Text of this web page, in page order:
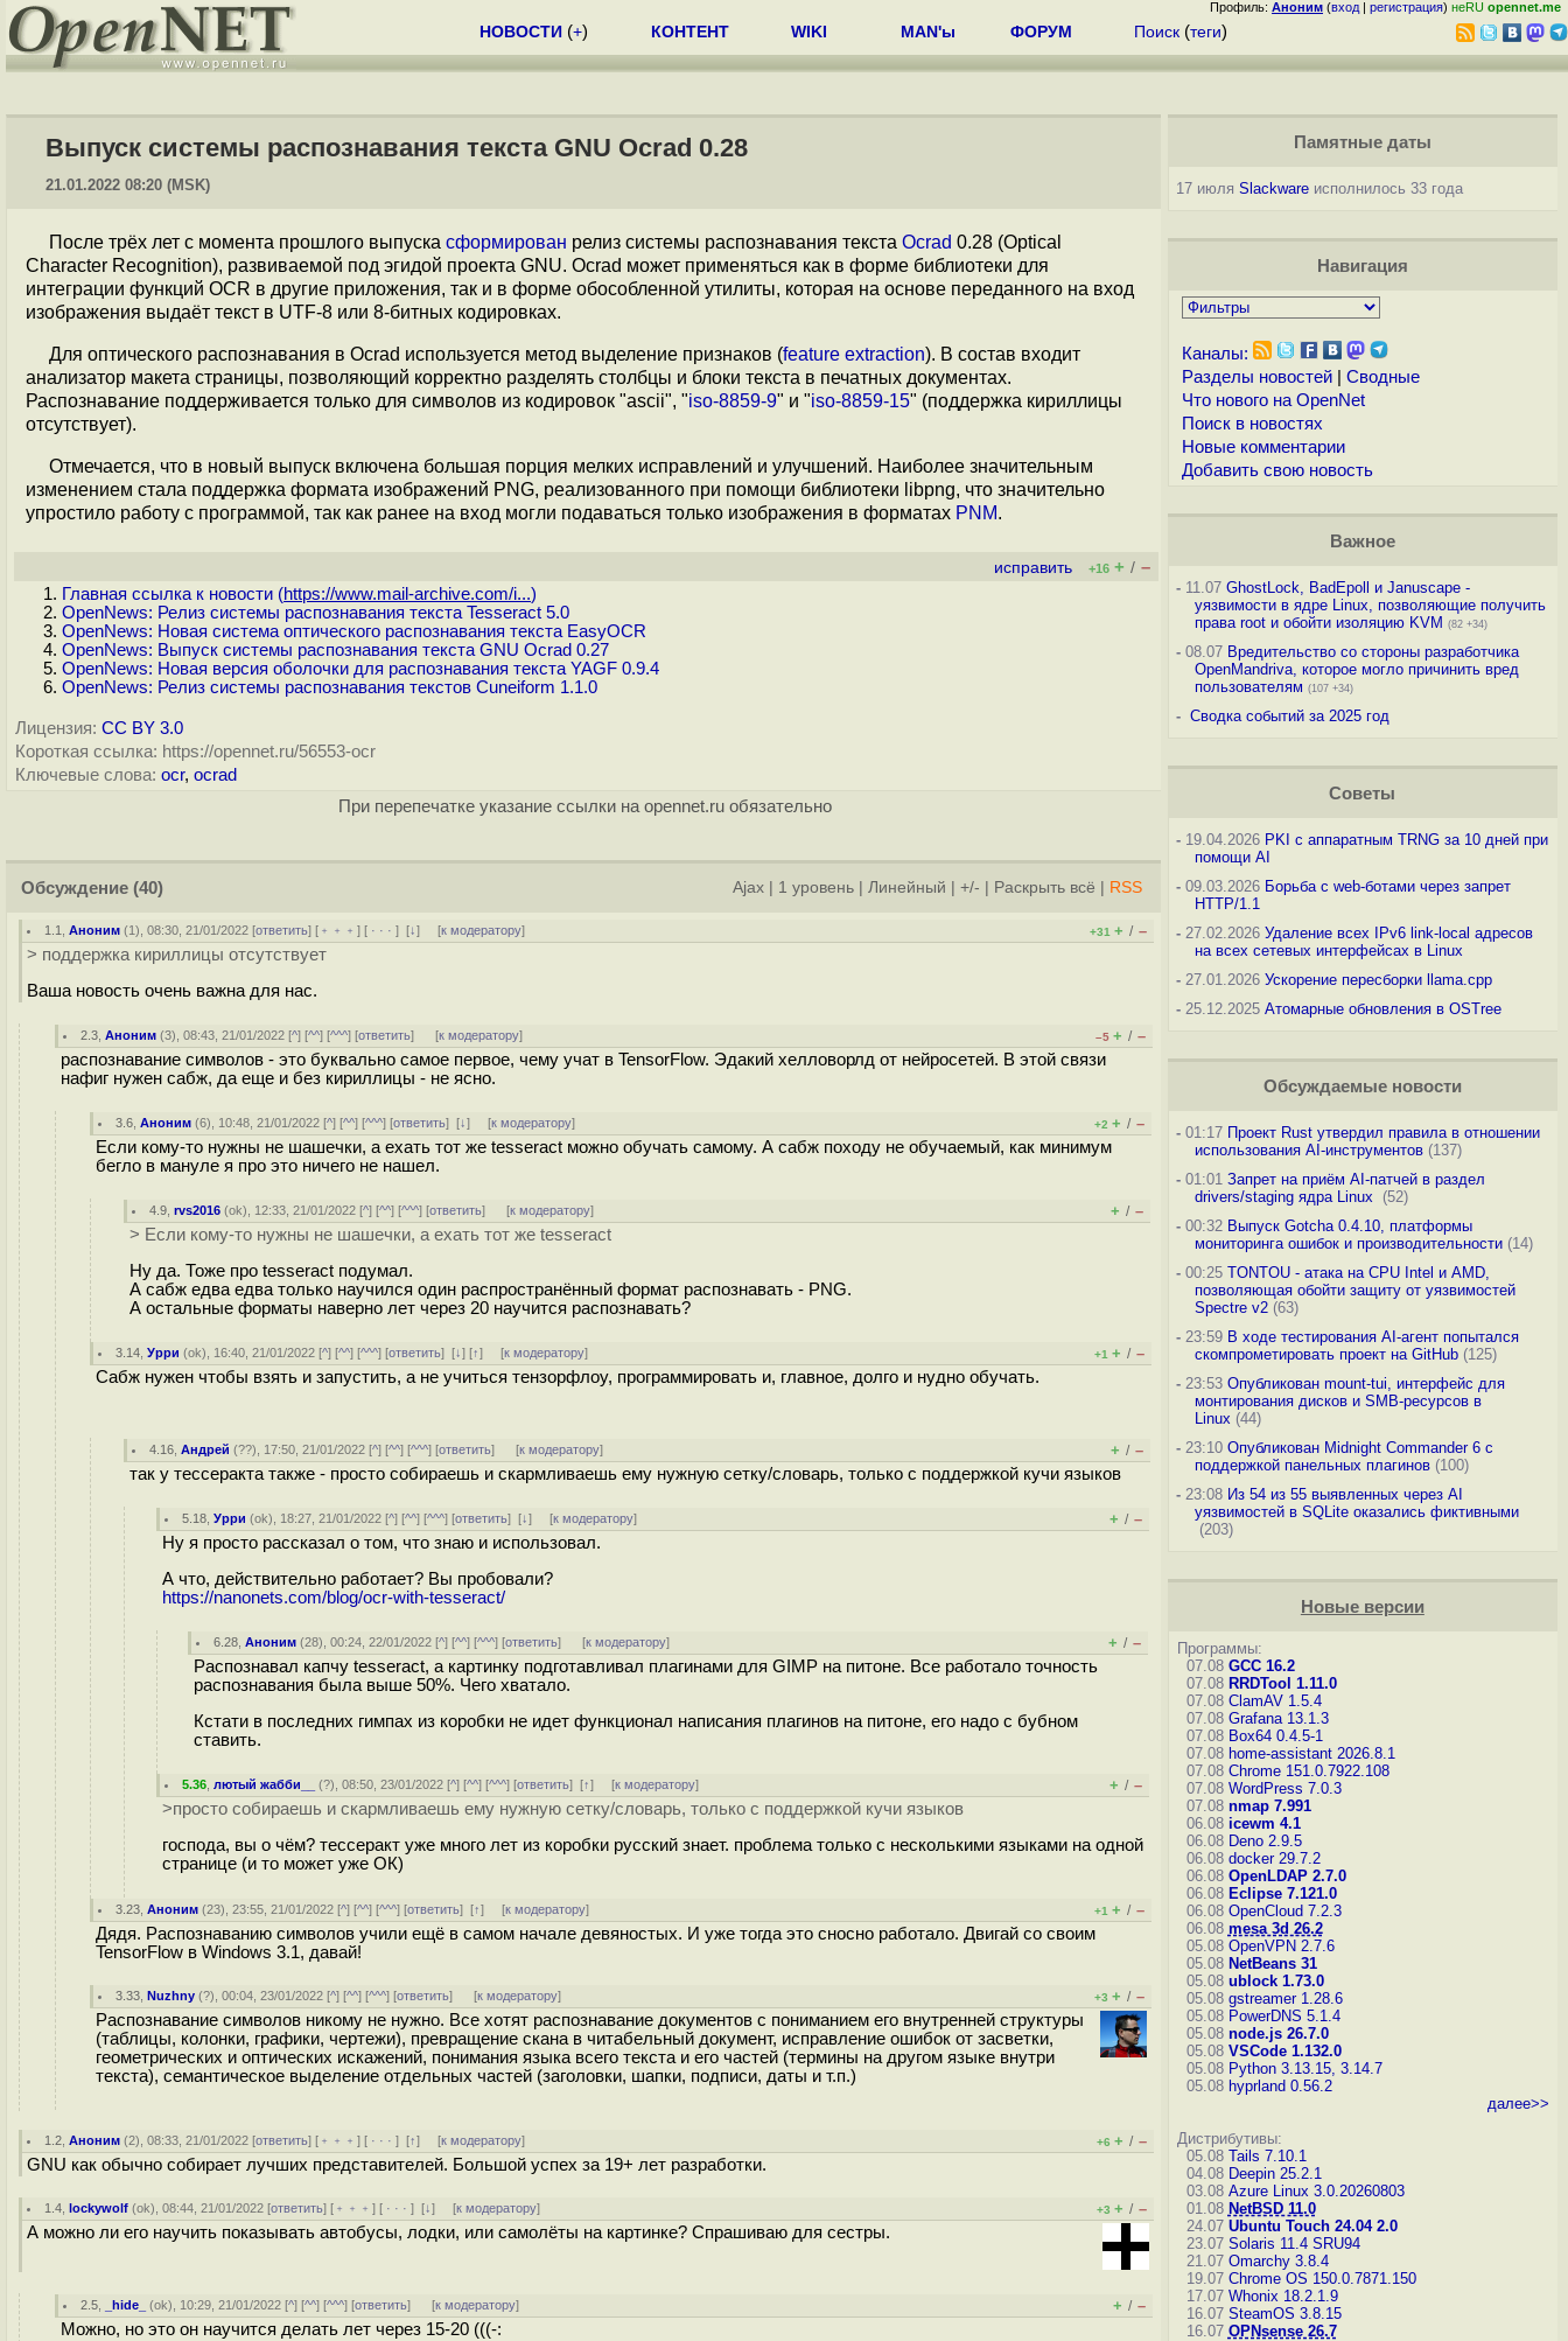
Профиль: Аноним (вход | регистрация) неRU opennet.me
НОВОСТИ (+) КОНТЕНТ WIKI MAN'ы ФОРУМ Поиск (теги)
Выпуск системы распознавания текста GNU Ocrad 0.28
21.01.2022 08:20 (MSK)
После трёх лет с момента прошлого выпуска сформирован релиз системы распознавания текста Ocrad 0.28 (Optical
Character Recognition), развиваемой под эгидой проекта GNU. Ocrad может применяться как в форме библиотеки для
интеграции функций OCR в другие приложения, так и в форме обособленной утилиты, которая на основе переданного на вход
изображения выдаёт текст в UTF-8 или 8-битных кодировках.
Для оптического распознавания в Ocrad используется метод выделение признаков (feature extraction). В состав входит
анализатор макета страницы, позволяющий корректно разделять столбцы и блоки текста в печатных документах.
Распознавание поддерживается только для символов из кодировок "ascii", "iso-8859-9" и "iso-8859-15" (поддержка кириллицы
отсутствует).
Отмечается, что в новый выпуск включена большая порция мелких исправлений и улучшений. Наиболее значительным
изменением стала поддержка формата изображений PNG, реализованного при помощи библиотеки libpng, что значительно
упростило работу с программой, так как ранее на вход могли подаваться только изображения в форматах PNM.
исправить +16 + / –
Главная ссылка к новости (https://www.mail-archive.com/i...)
OpenNews: Релиз системы распознавания текста Tesseract 5.0
OpenNews: Новая система оптического распознавания текста EasyOCR
OpenNews: Выпуск системы распознавания текста GNU Ocrad 0.27
OpenNews: Новая версия оболочки для распознавания текста YAGF 0.9.4
OpenNews: Релиз системы распознавания текстов Cuneiform 1.1.0
Лицензия: CC BY 3.0
Короткая ссылка: https://opennet.ru/56553-ocr
Ключевые слова: ocr, ocrad
При перепечатке указание ссылки на opennet.ru обязательно
Обсуждение (40) Ajax 1 уровень Линейный +/- Раскрыть всё RSS
1.1 ,Аноним (1), 08:30, 21/01/2022 [ответить] [ ﹢﹢﹢] [ · · ·][↓] [к модератору] +31 + / –
> поддержка кириллицы отсутствует
Ваша новость очень важна для нас.
2.3 ,Аноним (3), 08:43, 21/01/2022 [^] [^^] [^^^] [ответить] [к модератору] –5 + / –
распознавание символов - это буквально самое первое, чему учат в TensorFlow. Эдакий хелловорлд от нейросетей. В этой связи
нафиг нужен сабж, да еще и без кириллицы - не ясно.
3.6 ,Аноним (6), 10:48, 21/01/2022 [^] [^^] [^^^] [ответить][↓] [к модератору] +2 + / –
Если кому-то нужны не шашечки, а ехать тот же tesseract можно обучать самому. А сабж походу не обучаемый, как минимум
бегло в мануле я про это ничего не нашел.
4.9 ,rvs2016 (ok), 12:33, 21/01/2022 [^] [^^] [^^^] [ответить] [к модератору] + / –
> Если кому-то нужны не шашечки, а ехать тот же tesseract
Ну да. Тоже про tesseract подумал.
А сабж едва едва только научился один распространённый формат распознавать - PNG.
А остальные форматы наверно лет через 20 научится распознавать?
3.14 ,Урри (ok), 16:40, 21/01/2022 [^] [^^] [^^^] [ответить][↓] [↑] [к модератору] +1 + / –
Сабж нужен чтобы взять и запустить, а не учиться тензорфлоу, программировать и, главное, долго и нудно обучать.
4.16 ,Андрей (??), 17:50, 21/01/2022 [^] [^^] [^^^] [ответить] [к модератору] + / –
так у тессеракта также - просто собираешь и скармливаешь ему нужную сетку/словарь, только с поддержкой кучи языков
5.18 ,Урри (ok), 18:27, 21/01/2022 [^] [^^] [^^^] [ответить][↓] [к модератору] + / –
Ну я просто рассказал о том, что знаю и использовал.
А что, действительно работает? Вы пробовали?
https://nanonets.com/blog/ocr-with-tesseract/
6.28 ,Аноним (28), 00:24, 22/01/2022 [^] [^^] [^^^] [ответить] [к модератору] + / –
Распознавал капчу tesseract, а картинку подготавливал плагинами для GIMP на питоне. Все работало точность
распознавания была выше 50%. Чего хватало.
Кстати в последних гимпах из коробки не идет функционал написания плагинов на питоне, его надо с бубном
ставить.
5.36 ,лютый жабби__ (?), 08:50, 23/01/2022 [^] [^^] [^^^] [ответить][↑] [к модератору] + / –
>просто собираешь и скармливаешь ему нужную сетку/словарь, только с поддержкой кучи языков
господа, вы о чём? тессеракт уже много лет из коробки русский знает. проблема только с несколькими языками на одной
странице (и то может уже ОК)
3.23 ,Аноним (23), 23:55, 21/01/2022 [^] [^^] [^^^] [ответить][↑] [к модератору] +1 + / –
Дядя. Распознаванию символов учили ещё в самом начале девяностых. И уже тогда это сносно работало. Двигай со своим
TensorFlow в Windows 3.1, давай!
3.33 ,Nuzhny (?), 00:04, 23/01/2022 [^] [^^] [^^^] [ответить] [к модератору] +3 + / –
Распознавание символов никому не нужно. Все хотят распознавание документов с пониманием его внутренней структуры
(таблицы, колонки, графики, чертежи), превращение скана в читабельный документ, исправление ошибок от засветки,
геометрических и оптических искажений, понимания языка всего текста и его частей (термины на другом языке внутри
текста), семантическое выделение отдельных частей (заголовки, шапки, подписи, даты и т.п.)
1.2 ,Аноним (2), 08:33, 21/01/2022 [ответить] [ ﹢﹢﹢] [ · · ·][↑] [к модератору] +6 + / –
GNU как обычно собирает лучших представителей. Большой успех за 19+ лет разработки.
1.4 ,lockywolf (ok), 08:44, 21/01/2022 [ответить] [ ﹢﹢﹢] [ · · ·][↓] [к модератору] +3 + / –
А можно ли его научить показывать автобусы, лодки, или самолёты на картинке? Спрашиваю для сестры.
2.5 _hide_ (ok), 10:29, 21/01/2022 [^] [^^] [^^^] [ответить] [к модератору] + / –
Можно, но это он научится делать лет через 15-20 (((-:
Памятные даты
17 июля Slackwareисполнилось 33 года
Навигация
Каналы:
Разделы новостей| Сводные
Что нового на OpenNet
Поиск в новостях
Новые комментарии
Добавить свою новость
Важное
-11.07 GhostLock, BadEpoll и Januscape -
уязвимости в ядре Linux, позволяющие получить
права root и обойти изоляцию KVM (82 +34)
-08.07 Вредительство со стороны разработчика
OpenMandriva, которое могло причинить вред
пользователям (107 +34)
- Сводка событий за 2025 год
Советы
-19.04.2026 PKI с аппаратным TRNG за 10 дней при
помощи AI
-09.03.2026 Борьба с web-ботами через запрет
HTTP/1.1
-27.02.2026 Удаление всех IPv6 link-local адресов
на всех сетевых интерфейсах в Linux
-27.01.2026 Ускорение пересборки llama.cpp
-25.12.2025 Атомарные обновления в OSTree
Обсуждаемые новости
-01:17 Проект Rust утвердил правила в отношении
использования AI-инструментов(137)
-01:01 Запрет на приём AI-патчей в раздел
drivers/staging ядра Linux
(52)
-00:32 Выпуск Gotcha 0.4.10, платформы
мониторинга ошибок и производительности(14)
-00:25 TONTOU - атака на CPU Intel и AMD,
позволяющая обойти защиту от уязвимостей
Spectre v2(63)
-23:59 В ходе тестирования AI-агент попытался
скомпрометировать проект на GitHub(125)
-23:53 Опубликован mount-tui, интерфейс для
монтирования дисков и SMB-ресурсов в
Linux (44)
-23:10 Опубликован Midnight Commander 6 c
поддержкой панельных плагинов(100)
-23:08 Из 54 из 55 выявленных через AI
уязвимостей в SQLite оказались фиктивными
(203)
Новые версии
Программы:
07.08 GCC 16.2
07.08 RRDTool 1.11.0
07.08 ClamAV 1.5.4
07.08 Grafana 13.1.3
07.08 Box64 0.4.5-1
07.08 home-assistant 2026.8.1
07.08 Chrome 151.0.7922.108
07.08 WordPress 7.0.3
07.08 nmap 7.991
06.08 icewm 4.1
06.08 Deno 2.9.5
06.08 docker 29.7.2
06.08 OpenLDAP 2.7.0
06.08 Eclipse 7.121.0
06.08 OpenCloud 7.2.3
06.08 mesa 3d 26.2
05.08 OpenVPN 2.7.6
05.08 NetBeans 31
05.08 ublock 1.73.0
05.08 gstreamer 1.28.6
05.08 PowerDNS 5.1.4
05.08 node.js 26.7.0
05.08 VSCode 1.132.0
05.08 Python 3.13.15, 3.14.7
05.08 hyprland 0.56.2
далее>>
Дистрибутивы:
05.08 Tails 7.10.1
04.08 Deepin 25.2.1
03.08 Azure Linux 3.0.20260803
01.08 NetBSD 11.0
24.07 Ubuntu Touch 24.04 2.0
23.07 Solaris 11.4 SRU94
21.07 Omarchy 3.8.4
19.07 Chrome OS 150.0.7871.150
17.07 Whonix 18.2.1.9
16.07 SteamOS 3.8.15
16.07 OPNsense 26.7